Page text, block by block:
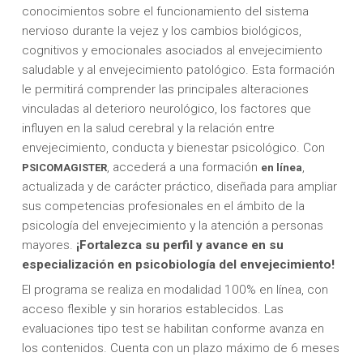
conocimientos sobre el funcionamiento del sistema
nervioso durante la vejez y los cambios biológicos,
cognitivos y emocionales asociados al envejecimiento
saludable y al envejecimiento patológico. Esta formación
le permitirá comprender las principales alteraciones
vinculadas al deterioro neurológico, los factores que
influyen en la salud cerebral y la relación entre
envejecimiento, conducta y bienestar psicológico. Con
PSICOMAGISTER, accederá a una formación en línea
actualizada y de carácter práctico, diseñada para ampliar
sus competencias profesionales en el ámbito de la
psicología del envejecimiento y la atención a personas
mayores. ¡Fortalezca su perfil y avance en su
especialización en psicobiología del envejecimiento!
El programa se realiza en modalidad 100% en línea, con
acceso flexible y sin horarios establecidos. Las
evaluaciones tipo test se habilitan conforme avanza en
los contenidos. Cuenta con un plazo máximo de 6 meses